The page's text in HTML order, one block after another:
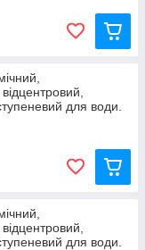
для води.
для води.